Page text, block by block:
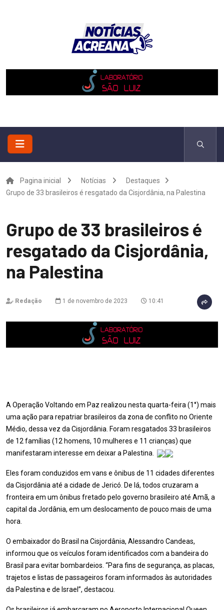
Pagina inicial Notícias
Destaques
Grupo de 33 brasileiros é resgatado da Cisjordânia, na Palestina
Grupo de 33 brasileiros é
resgatado da Cisjordânia,
na Palestina
Redação 1 de novembro de 2023 10:41
A Operação Voltando em Paz realizou nesta quarta-feira (1°) mais
uma ação para repatriar brasileiros da zona de conflito no Oriente
Médio, dessa vez da Cisjordânia. Foram resgatados 33 brasileiros
de 12 famílias (12 homens, 10 mulheres e 11 crianças) que
manifestaram interesse em deixar a Palestina.
Eles foram conduzidos em vans e ônibus de 11 cidades diferentes
da Cisjordânia até a cidade de Jericó. De lá, todos cruzaram a
fronteira em um ônibus fretado pelo governo brasileiro até Amã, a
capital da Jordânia, em um deslocamento de pouco mais de uma
hora.
O embaixador do Brasil na Cisjordânia, Alessandro Candeas,
informou que os veículos foram identificados com a bandeira do
Brasil para evitar bombardeios. “Para fins de segurança, as placas,
trajetos e listas de passageiros foram informados às autoridades
da Palestina e de Israel”, destacou.